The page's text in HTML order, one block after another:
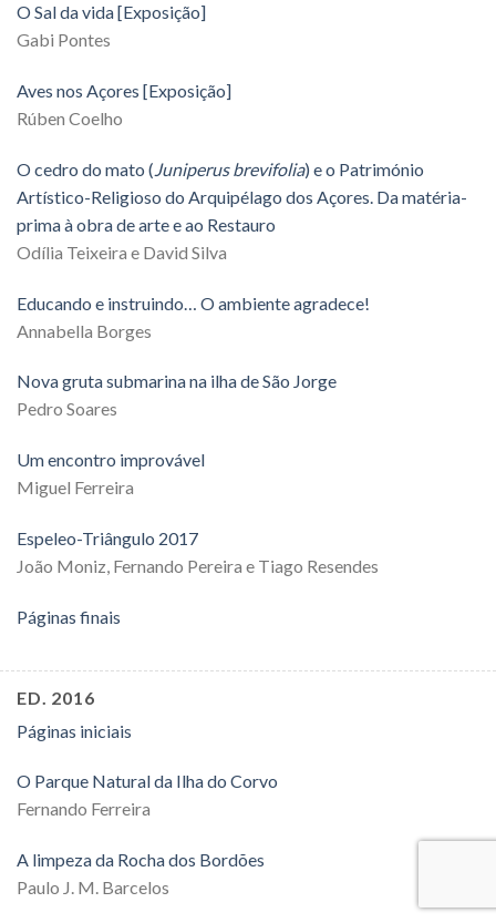
O Sal da vida [Exposição]
Gabi Pontes
Aves nos Açores [Exposição]
Rúben Coelho
O cedro do mato ( Juniperus brevifolia) e o Património
Artístico-Religioso do Arquipélago dos Açores. Da matéria-
prima à obra de arte e ao Restauro
Odília Teixeira e David Silva
Educando e instruindo… O ambiente agradece!
Annabella Borges
Nova gruta submarina na ilha de São Jorge
Pedro Soares
Um encontro improvável
Miguel Ferreira
Espeleo-Triângulo 2017
João Moniz, Fernando Pereira e Tiago Resendes
Páginas finais
ED. 2016
Páginas iniciais
O Parque Natural da Ilha do Corvo
Fernando Ferreira
A limpeza da Rocha dos Bordões
Paulo J. M. Barcelos